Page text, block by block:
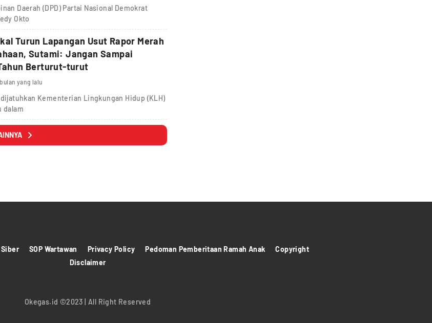
Daerah (DPD) Partai Nasional Demokrat
Okto
Turun Lapangan Usut Rapor Merah
Sutami: Jangan Sampai
Berturut-turut
yang lalu
dijatuhkan Kementerian Lingkungan Hidup (KLH)
dalam
Siber SOP Wartawan Privacy Policy Pedoman Pemberitaan Ramah Anak
Copyright
Disclaimer
Okegas.id ©2023 | All Right Reserved